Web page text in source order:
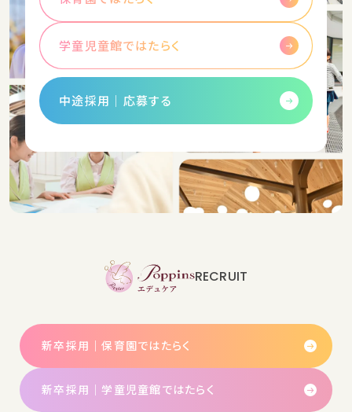
学童児童館ではたらく
中途採用│応募する
RECRUIT
新卒採用｜保育園ではたらく
新卒採用｜学童児童館ではたらく